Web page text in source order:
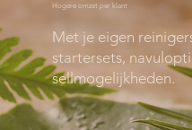
Hogere omzet per klant
Met je eigen
startersets,
sellmogelijkheden.